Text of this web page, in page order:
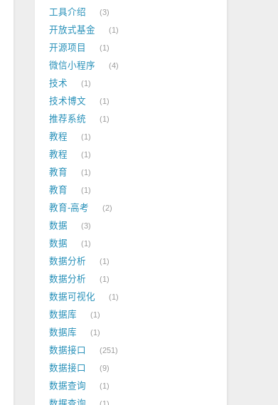
工具介绍 3
开放式基金 1
开源项目 1
微信小程序 4
技术 1
技术博文 1
推荐系统 1
教程 1
教程 1
教育 1
教育 1
教育-高考 2
数据 3
数据 1
数据分析 1
数据分析 1
数据可视化 1
数据库 1
数据库 1
数据接口 251
数据接口 9
数据查询 1